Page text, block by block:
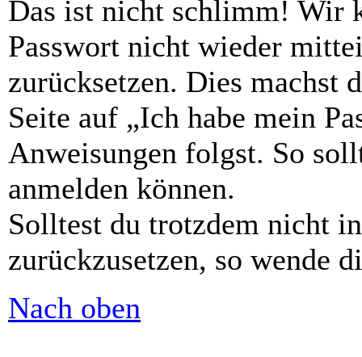
Das ist nicht schlimm! Wir
Passwort nicht wieder
zurücksetzen. Dies machst
Seite auf „Ich habe mein
Anweisungen folgst. So
anmelden können.
Solltest du trotzdem nicht
zurückzusetzen, so wende
Nach oben